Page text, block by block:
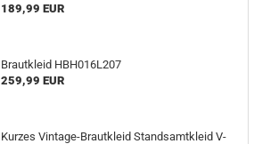
189,99 EUR
Brautkleid HBH016L207
259,99 EUR
Kurzes Vintage-Brautkleid Standsamtkleid V-